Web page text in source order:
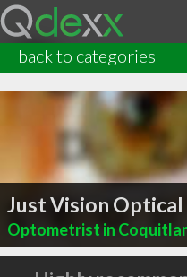
back to categories
Just Vision Optical
Optometrist in